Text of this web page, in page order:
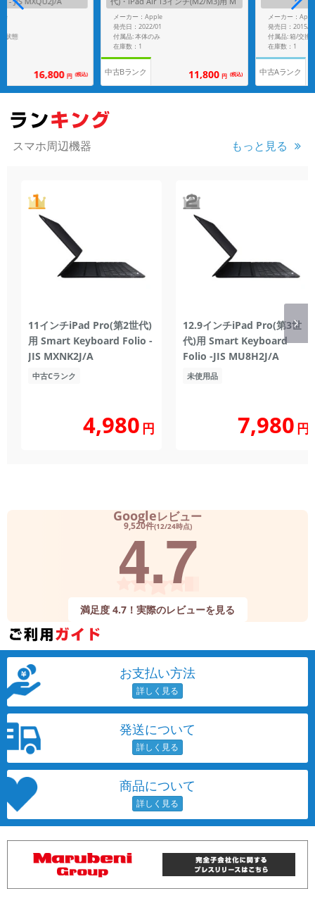
16,800 円 (税込)
agic Keyboard - UK MJQK3BQ/A ブ
ラック
メーカー：Apple
発売日：2022/01
付属品: 本体のみ
在庫数：1
中古Bランク 11,800 円 (税込)
メーカー：Apple
発売日：2015/11
付属品: 箱/交換用ペ
在庫数：1
中古Aランク
スマホ周辺機器 もっと見る
11インチiPad Pro(第2世代)
用 Smart Keyboard Folio -
JIS MXNK2J/A
中古Cランク
4,980円
12.9インチiPad Pro(第3世
代)用 Smart Keyboard
Folio -JIS MU8H2J/A
未使用品
7,980円
Googleレビュー
9,520件(12/24時点)
4.7
満足度 4.7！実際のレビューを見る
お支払い方法
発送について
商品について